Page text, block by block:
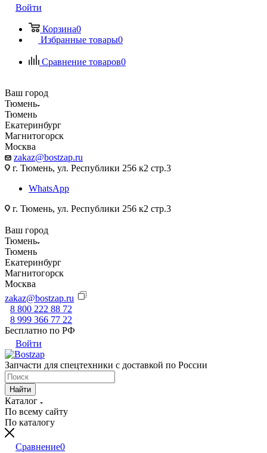
Войти
Корзина0
Избранные товары0
Сравнение товаров0
Ваш город
Тюмень
Тюмень
Екатеринбург
Магнитогорск
Москва
zakaz@bostzap.ru
г. Тюмень, ул. Республики 256 к2 стр.3
WhatsApp
г. Тюмень, ул. Республики 256 к2 стр.3
Ваш город
Тюмень
Тюмень
Екатеринбург
Магнитогорск
Москва
zakaz@bostzap.ru
8 800 222 88 72
8 999 366 77 22
Бесплатно по РФ
Войти
Запчасти для спецтехники с доставкой по России
Найти
Каталог
По всему сайту
По каталогу
Сравнение0